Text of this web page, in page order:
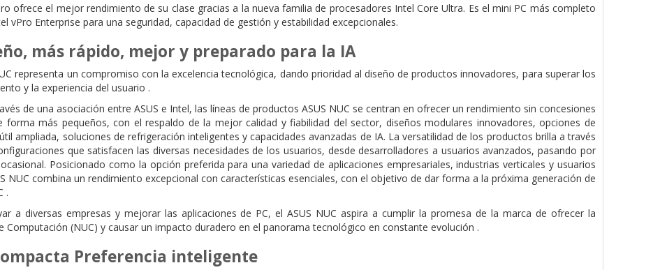
ofrece el mejor rendimiento de su clase gracias a la nueva familia de procesadores Intel Core Ultra. Es el mini PC más completo
vPro Enterprise para una seguridad, capacidad de gestión y estabilidad excepcionales.
más rápido, mejor y preparado para la IA
representa un compromiso con la excelencia tecnológica, dando prioridad al diseño de productos innovadores, para superar los
y la experiencia del usuario .
de una asociación entre ASUS e Intel, las líneas de productos ASUS NUC se centran en ofrecer un rendimiento sin concesiones
forma más pequeños, con el respaldo de la mejor calidad y fiabilidad del sector, diseños modulares innovadores, opciones de
ampliada, soluciones de refrigeración inteligentes y capacidades avanzadas de IA. La versatilidad de los productos brilla a través
que satisfacen las diversas necesidades de los usuarios, desde desarrolladores a usuarios avanzados, pasando por
Posicionado como la opción preferida para una variedad de aplicaciones empresariales, industrias verticales y usuarios
NUC combina un rendimiento excepcional con características esenciales, con el objetivo de dar forma a la próxima generación de
.
a diversas empresas y mejorar las aplicaciones de PC, el ASUS NUC aspira a cumplir la promesa de la marca de ofrecer la
Computación (NUC) y causar un impacto duradero en el panorama tecnológico en constante evolución .
Preferencia inteligente